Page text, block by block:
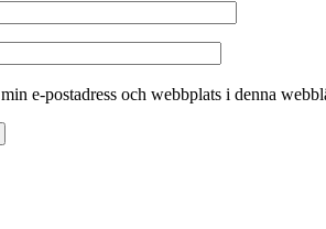
e-postadress och webbplats i denna